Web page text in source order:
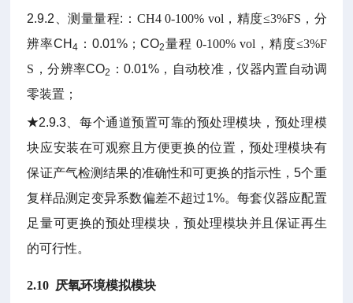
2.9.2 、测量量程: ： CH4 0-100% vol ，精度≤3%FS ，分
辨率CH 4 ：0.01% ；CO2量程 0-100% vol ，精度≤3%F
S ，分辨率CO2 ： 0.01%，自动校准，仪器内置自动调
零装置；
★2.9.3、每个通道预置可靠的预处理模块，预处理模
块应安装在可观察且方便更换的位置，预处理模块有
保证产气检测结果的准确性和可更换的指示性，5个重
复样品测定变异系数偏差不超过1%。每套仪器应配置
足量可更换的预处理模块，预处理模块并且保证再生
的可行性。
2.10 厌氧环境模拟模块